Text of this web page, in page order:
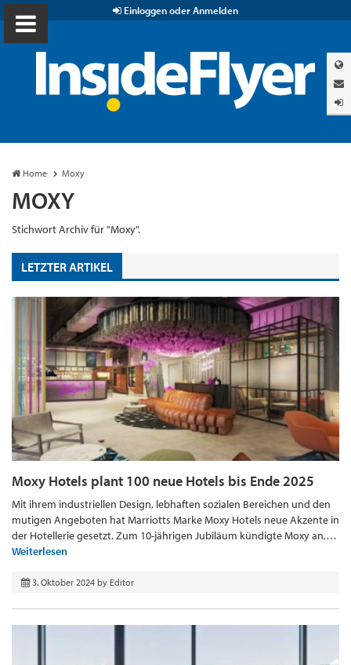
Einloggen oder Anmelden
Home Moxy
MOXY
Stichwort Archiv für "Moxy".
LETZTER ARTIKEL
Moxy Hotels plant 100 neue Hotels bis Ende 2025
Mit ihrem industriellen Design, lebhaften sozialen Bereichen und den
mutigen Angeboten hat Marriotts Marke Moxy Hotels neue Akzente in
der Hotellerie gesetzt. Zum 10-jährigen Jubiläum kündigte Moxy an,…
Weiterlesen
3. Oktober 2024 by Editor